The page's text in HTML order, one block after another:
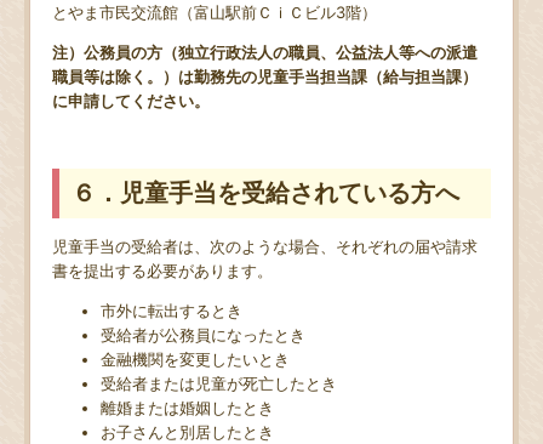
とやま市民交流館（富山駅前ＣｉＣビル3階）
注）公務員の方（独立行政法人の職員、公益法人等への派遣
職員等は除く。）は勤務先の児童手当担当課（給与担当課）
に申請してください。
６．児童手当を受給されている方へ
児童手当の受給者は、次のような場合、それぞれの届や請求
書を提出する必要があります。
市外に転出するとき
受給者が公務員になったとき
金融機関を変更したいとき
受給者または児童が死亡したとき
離婚または婚姻したとき
お子さんと別居したとき